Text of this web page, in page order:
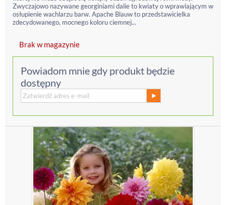
Zwyczajowo nazywane georginiami dalie to kwiaty o wprawiającym w
osłupienie wachlarzu barw. Apache Blauw to przedstawicielka
zdecydowanego, mocnego koloru ciemnej...
Brak w magazynie
Powiadom mnie gdy produkt będzie
dostępny